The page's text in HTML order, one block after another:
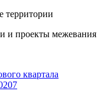
территории
и проекты межевания
квартала